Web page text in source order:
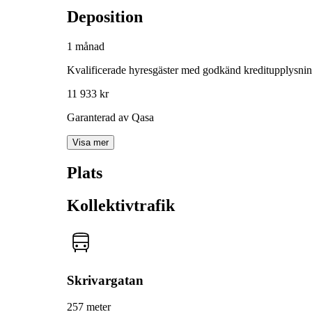
Deposition
1 månad
Kvalificerade hyresgäster med godkänd
11 933 kr
Garanterad av Qasa
Visa mer
Plats
Kollektivtrafik
Skrivargatan
257 meter